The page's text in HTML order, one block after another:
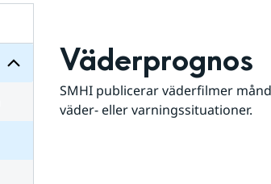
för
Väderprognos
SMHI publicerar väderfilmer
väder- eller varningssituationer.